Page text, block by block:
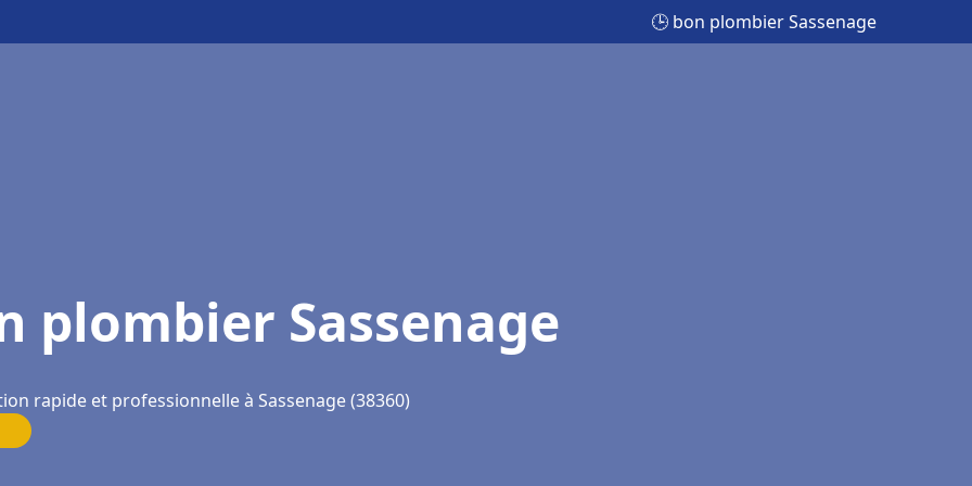
🕒 bon plombier Sassenage
plombier Sassenage
rapide et professionnelle à Sassenage (38360)